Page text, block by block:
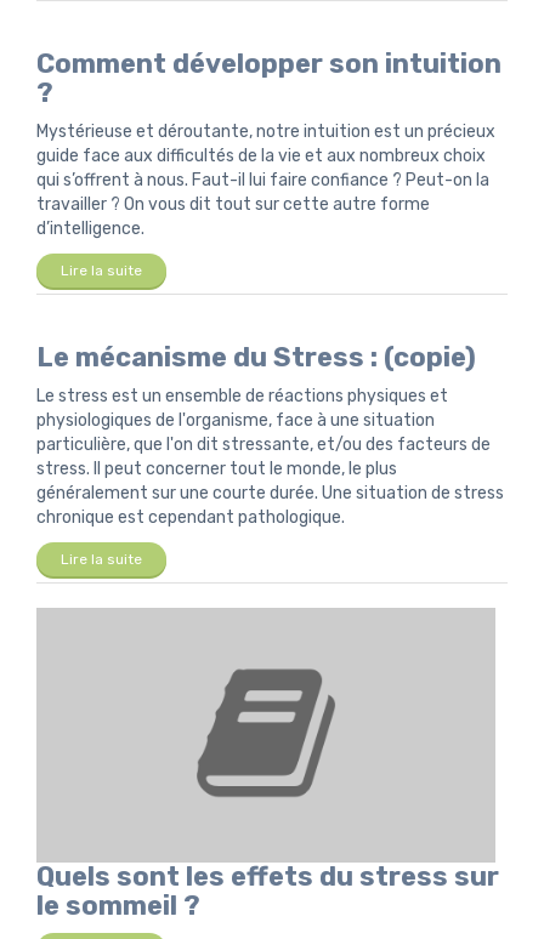
Comment développer son intuition
?
Mystérieuse et déroutante, notre intuition est un précieux
guide face aux difficultés de la vie et aux nombreux choix
qui s’offrent à nous. Faut-il lui faire confiance ? Peut-on la
travailler ? On vous dit tout sur cette autre forme
d’intelligence.
Lire la suite
Le mécanisme du Stress : (copie)
Le stress est un ensemble de réactions physiques et
physiologiques de l'organisme, face à une situation
particulière, que l'on dit stressante, et/ou des facteurs de
stress. Il peut concerner tout le monde, le plus
généralement sur une courte durée. Une situation de stress
chronique est cependant pathologique.
Lire la suite
Quels sont les effets du stress sur
le sommeil ?